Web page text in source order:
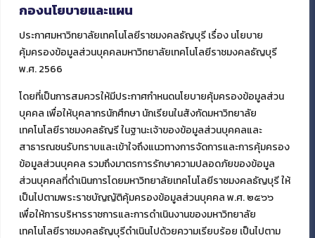
กองนโยบายและแผน
ประกาศมหาวิทยาลัยเทคโนโลยีราชมงคลธัญบุรี เรื่อง นโยบาย
คุ้มครองข้อมูลส่วนบุคคลมหาวิทยาลัยเทคโนโลยีราชมงคลธัญบุรี
พ.ศ. 2566
โดยที่เป็นการสมควรให้มีประกาศกำหนดนโยบายคุ้มครองข้อมูลส่วน
บุคคล เพื่อให้บุคลากรนักศึกษา นักเรียนในสังกัดมหาวิทยาลัย
เทคโนโลยีราชมงคลธัญรี ในฐานะเจ้าของข้อมูลส่วนบุคคลและ
สาธารณชนรับทราบและเข้าใจถึงแนวทางการจัดการและการคุ้มครอง
ข้อมูลส่วนบุคคล รวมถึงมาตรการรักษาความปลอดภัยของข้อมูล
ส่วนบุคคลที่ดำเนินการโดยมหาวิทยาลัยเทคโนโลยีราชมงคลธัญบุรี ให้
เป็นไปตามพระราชบัญญัติคุ้มครองข้อมูลส่วนบุคคล พ.ศ. ๒๕๖๖
เพื่อให้การบริหารราชการและการดำเนินงานของมหาวิทยาลัย
เทคโนโลยีราชมงคลธัญบุรีดำเนินไปด้วยความเรียบร้อย เป็นไปตาม